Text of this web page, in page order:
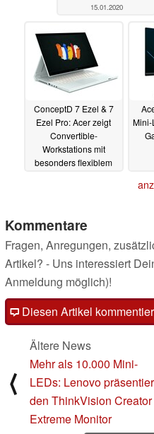
15.01.2020
ConceptD 7 Ezel & 7
Ezel Pro: Acer zeigt
Convertible-
Workstations mit
besonders flexiblem
Kommentare
Fragen, Anregungen,
Artikel? - Uns interessiert
Anmeldung möglich)!
Diesen Artikel
⟨
Ältere News
Mehr als 10.000 Mini-
LEDs: Lenovo
den ThinkVision Creator
Extreme Monitor